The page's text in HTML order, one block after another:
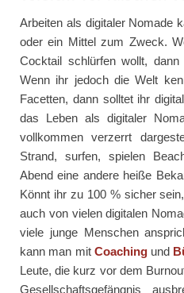
Arbeiten als digitaler Nomade
oder ein Mittel zum Zweck.
Cocktail schlürfen wollt,
Wenn ihr jedoch die Welt
Facetten, dann solltet ihr
das Leben als digitaler
vollkommen verzerrt
Strand, surfen, spielen
Abend eine andere heiße
Könnt ihr zu 100 % sicher
auch von vielen digitalen
viele junge Menschen
kann man mit Coachingund
Leute, die kurz vor dem
Gesellschaftsgefängnis